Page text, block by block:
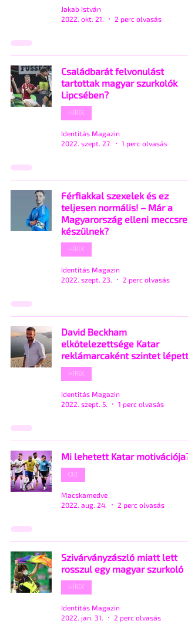
Jakab István
2022. okt. 21.
2 perc olvasás
Családbarát felvonulást
tartottak magyar szurkolók
Lipcsében?
HÍREK
Identitás Magazin
2022. szept. 27.
1 perc olvasás
Férfiakkal szexelek és ez
teljesen normális! – Már a
Magyarország elleni meccsre
készülnek?
HÍREK
Identitás Magazin
2022. szept. 23.
2 perc olvasás
David Beckham
elkötelezettsége Katar
reklámarcaként szintet lépett
HÍREK
Identitás Magazin
2022. szept. 5.
1 perc olvasás
Mi lehetett Katar motivációja?
OUT
Macskamedve
2022. aug. 24.
2 perc olvasás
Szivárványzászló miatt lett
rosszul egy magyar szurkoló
HÍREK
Identitás Magazin
2022. jan. 31.
2 perc olvasás